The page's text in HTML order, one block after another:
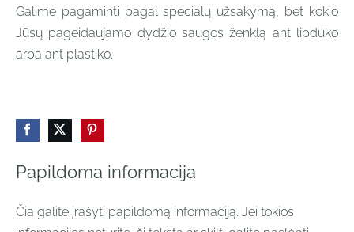
Papildoma informacija
Čia galite įrašyti papildomą informaciją. Jei tokios
Galime pagaminti pagal specialų užsakymą, bet kokio
Jūsų pageidaujamo dydžio saugos ženklą ant lipduko
arba ant plastiko.